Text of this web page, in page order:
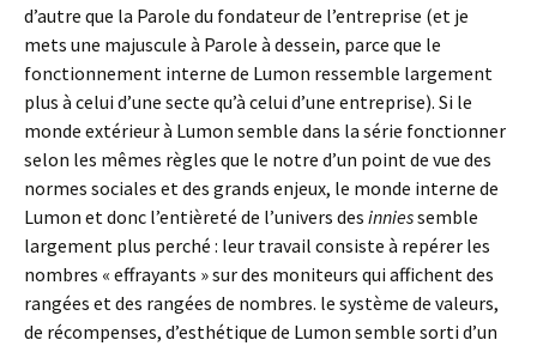
d’autre que la Parole du fondateur de l’entreprise (et je
mets une majuscule à Parole à dessein, parce que le
fonctionnement interne de Lumon ressemble largement
plus à celui d’une secte qu’à celui d’une entreprise). Si le
monde extérieur à Lumon semble dans la série fonctionner
selon les mêmes règles que le notre d’un point de vue des
normes sociales et des grands enjeux, le monde interne de
Lumon et donc l’entièreté de l’univers des inniessemble
largement plus perché : leur travail consiste à repérer les
nombres « effrayants » sur des moniteurs qui affichent des
rangées et des rangées de nombres. le système de valeurs,
de récompenses, d’esthétique de Lumon semble sorti d’un